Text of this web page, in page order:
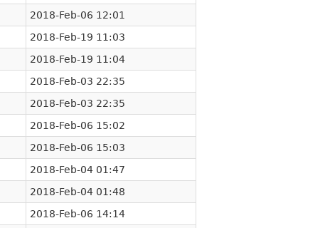
2018-Feb-06 12:01
2018-Feb-19 11:03
2018-Feb-19 11:04
2018-Feb-03 22:35
2018-Feb-03 22:35
2018-Feb-06 15:02
2018-Feb-06 15:03
2018-Feb-04 01:47
2018-Feb-04 01:48
2018-Feb-06 14:14